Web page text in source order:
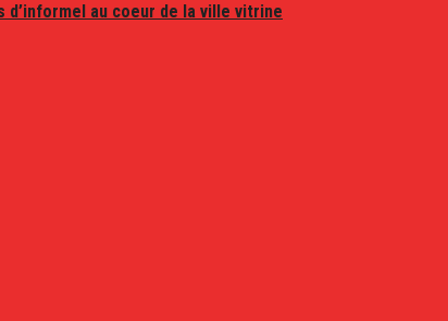
d’informel au coeur de la ville vitrine